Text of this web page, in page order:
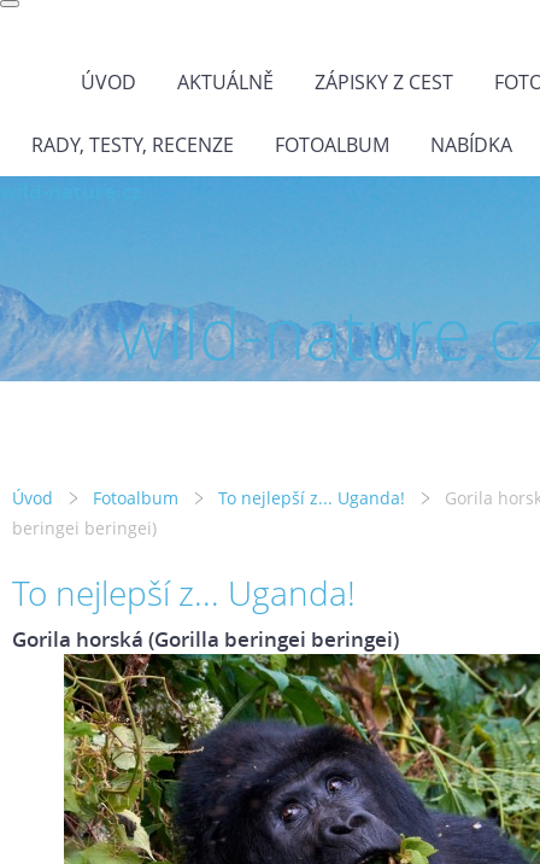
ÚVOD AKTUÁLNĚ ZÁPISKY Z CEST
RADY, TESTY, RECENZE FOTOALBUM NABÍDKA
wild-
Úvod Fotoalbum To nejlepší z... Uganda!
Gorila
beringei beringei)
To nejlepší z... Uganda!
Gorila horská (Gorilla beringei beringei)